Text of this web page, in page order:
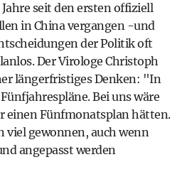
seit den ersten offiziell
in China vergangen -und
der Politik oft
Der Virologe Christoph
längerfristiges Denken: "In
Bei uns wäre
einen Fünfmonatsplan hätten.
viel gewonnen, auch wenn
angepasst werden